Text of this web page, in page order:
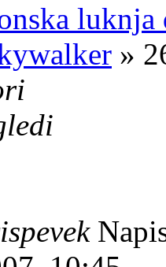
luknja
»